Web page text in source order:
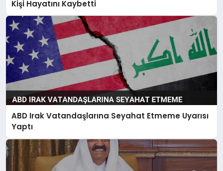
Kişi Hayatını Kaybetti
ABD Irak Vatandaşlarına Seyahat Etmeme Uyarısı
Yaptı